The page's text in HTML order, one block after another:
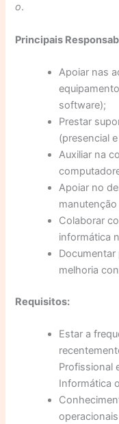
o.
Principais
Apoiar nas
software);
Prestar
(presencial
Auxiliar na
Apoiar no
Colaborar
informática
melhoria
Requisitos:
Estar a
Profissional
Informática